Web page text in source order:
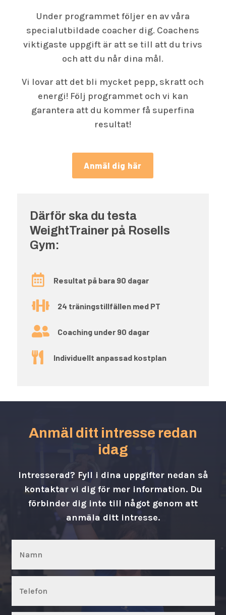
Under programmet följer en av våra
specialutbildade coacher dig. Coachens
viktigaste uppgift är att se till att du trivs
och att du når dina mål.
Vi lovar att det bli mycket pepp, skratt och
energi! Följ programmet och vi kan
garantera att du kommer få superfina
resultat!
Anmäl dig här
Därför ska du testa
WeightTrainer på Rosells
Gym:
 Resultat på bara 90 dagar
 24 träningstillfällen med PT
 Coaching under 90 dagar
 Individuellt anpassad kostplan
Anmäl ditt intresse redan
idag
Intresserad? Fyll i dina uppgifter nedan så
kontaktar vi dig för mer information. Du
förbinder dig inte till något genom att
anmäla ditt intresse.